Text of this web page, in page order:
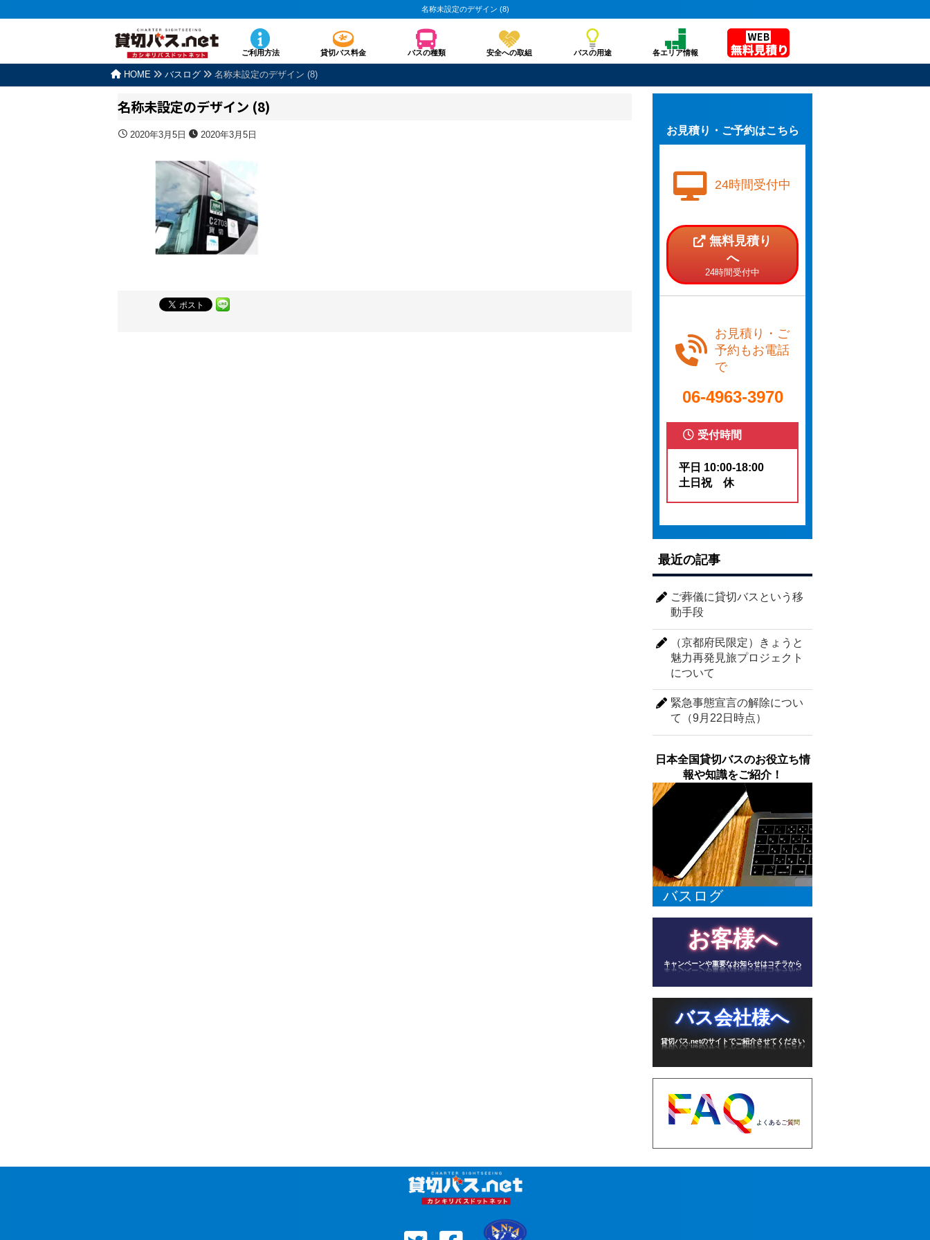
名称未設定のデザイン (8)
ご利用方法 貸切バス料金 バスの種類 安全への取組 バスの用途 各エリア情報
HOME バスログ 名称未設定のデザイン (8)
名称未設定のデザイン (8)
2020年3月5日 2020年3月5日 お見積り・ご予約はこちら
24時間受付中
無料見積り
へ
24時間受付中
お見積り・ご
予約もお電話
で
06-4963-3970
受付時間
平日 10:00-18:00
土日祝 休
最近の記事
ご葬儀に貸切バスという移
動手段
（京都府民限定）きょうと
魅力再発見旅プロジェクト
について
緊急事態宣言の解除につい
て（9月22日時点）
日本全国貸切バスのお役立ち情
報や知識をご紹介！
バスログ
お客様へ
キャンペーンや重要なお知らせはコチラから
バス会社様へ
貸切バス.netのサイトでご紹介させてください
FAQ よくあるご質問